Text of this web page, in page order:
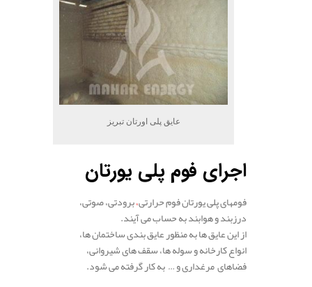
عایق پلی اورتان تبریز
اجرای فوم پلی یورتان
فومهای پلی یورتان فوم حرارتی،برودتی، صوتی،
درزبند و هوابند به حساب می آیند.
از این عایق ها به منظور عایق بندی ساختمان ها،
انواع کارخانه و سوله ها، سقف های شیروانی،
فضاهای مرغداری و … به کار گرفته می شود.